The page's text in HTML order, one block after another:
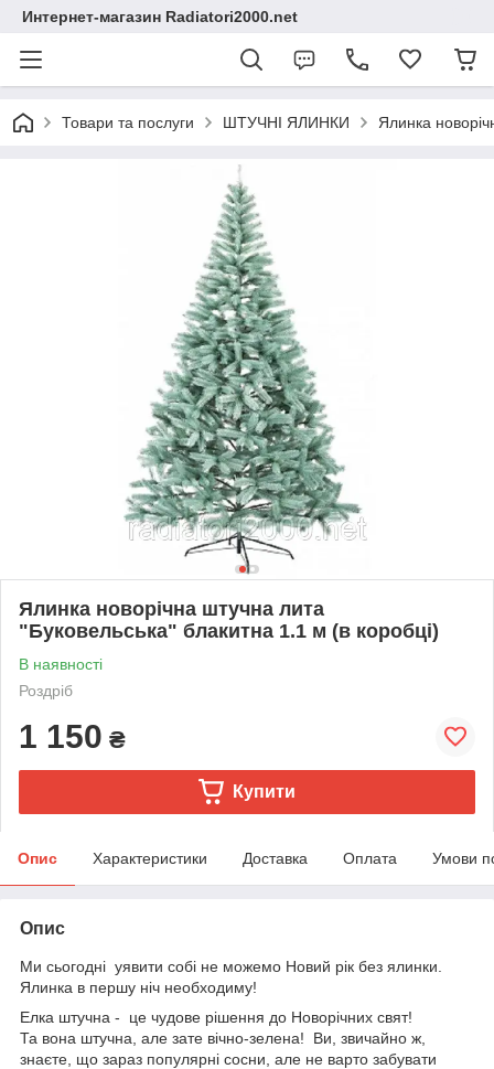
Интернет-магазин Radiatori2000.net
Товари та послуги ШТУЧНІ ЯЛИНКИ Ялинка
Ялинка новорічна штучна лита
"Буковельська" блакитна 1.1 м (в коробці)
В наявності
Роздріб
1 150 ₴
Купити
Опис Характеристики Доставка Оплата Умови
Опис
Ми сьогодні уявити собі не можемо Новий рік без ялинки.
Ялинка в першу ніч нeoбхoдиму!
Елка штучна - це чудове рішення до Новорічних свят!
Та вона штучна, але зате вічно-зелена! Ви, звичайно ж,
знаєте, що зараз популярні сосни, але не варто забувати